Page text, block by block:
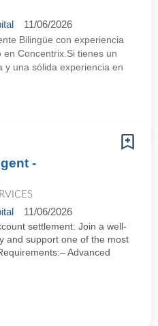
11/06/2026
Bilingüe con experiencia
Concentrix.Si tienes un
y una sólida experiencia en
-
11/06/2026
settlement: Join a well-
and support one of the most
Advanced